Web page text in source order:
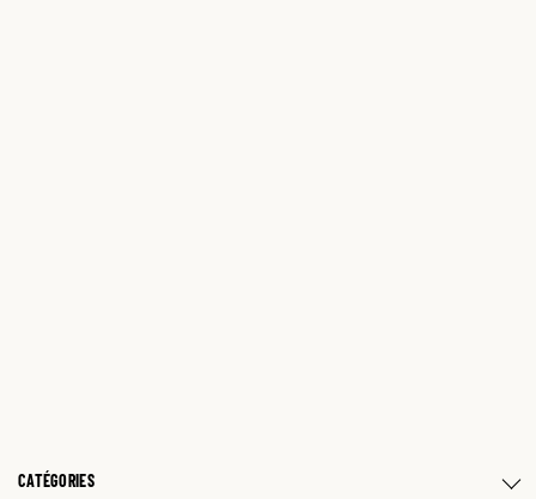
CATÉGORIES